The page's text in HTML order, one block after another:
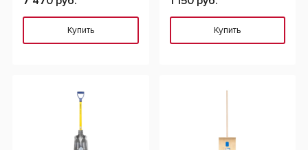
Купить Купить